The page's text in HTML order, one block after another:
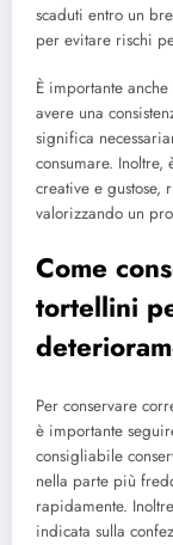
scaduti entro un
per evitare rischi
È importante
avere una
significa
consumare.
creative e gustose,
valorizzando un
Come
tortellini
Per conservare
è importante
consigliabile
nella parte più
rapidamente.
indicata sulla